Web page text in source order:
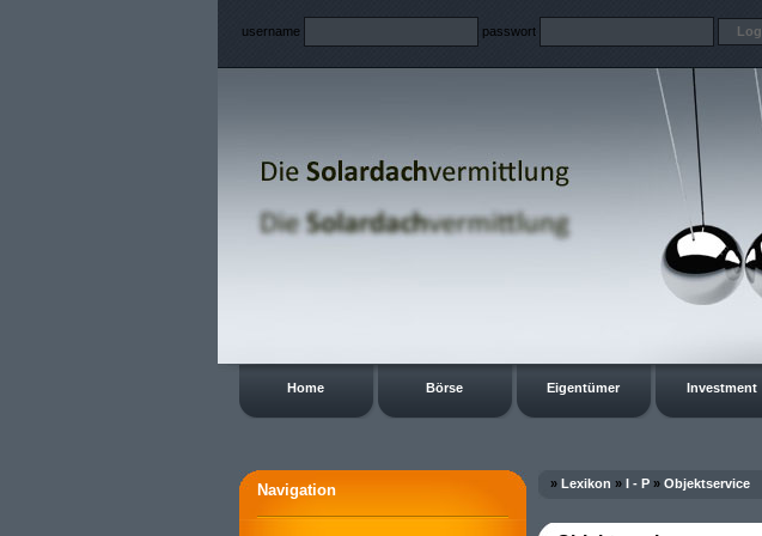
username passwort
Home Börse Eigentümer Investment
Navigation » Lexikon » I - P » Objektservice